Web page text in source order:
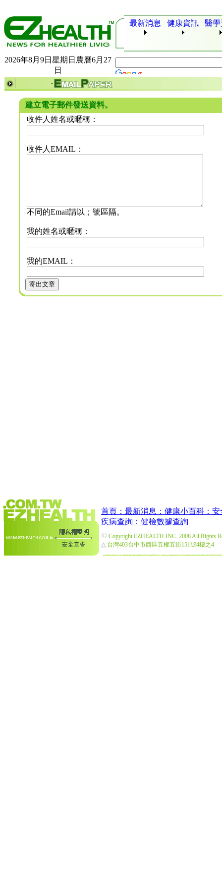
最新消息 健康資訊 醫
2026年8月9日星期日農曆6月27
日
建立電子郵件發送資料。
收件人姓名或暱稱：
收件人EMAIL：
不同的Email請以；號區隔。
我的姓名或暱稱：
我的EMAIL：
首頁： 最新消息： 健康小百科： 安
疾病查詢： 健檢數據查詢
© Copyright EZHEALTH INC. 2008 All Rights
△ 台灣403台中市西區五權五街151號4樓之4